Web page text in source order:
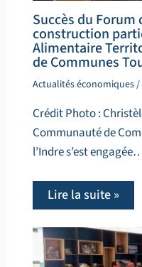
Succès du Forum
construction
Alimentaire
de Communes
Actualités économiques/
Crédit Photo :
Communauté de
l’Indre s’est
Lire la suite »